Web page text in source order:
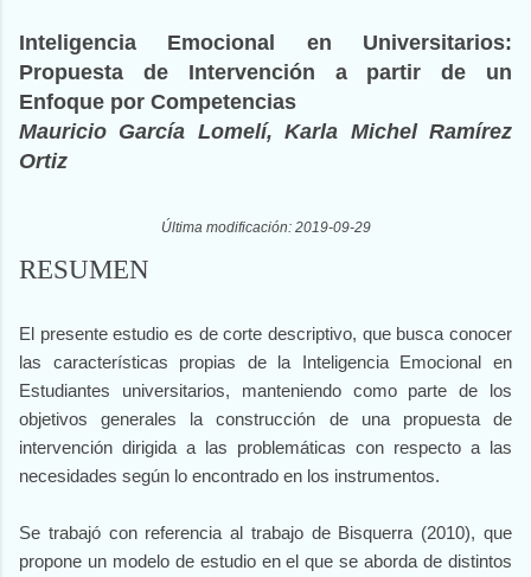
Inteligencia Emocional en Universitarios:
Propuesta de Intervención a partir de un
Enfoque por Competencias
Mauricio García Lomelí, Karla Michel Ramírez
Ortiz
Última modificación: 2019-09-29
RESUMEN
El presente estudio es de corte descriptivo, que busca conocer
las características propias de la Inteligencia Emocional en
Estudiantes universitarios, manteniendo como parte de los
objetivos generales la construcción de una propuesta de
intervención dirigida a las problemáticas con respecto a las
necesidades según lo encontrado en los instrumentos.
Se trabajó con referencia al trabajo de Bisquerra (2010), que
propone un modelo de estudio en el que se aborda de distintos